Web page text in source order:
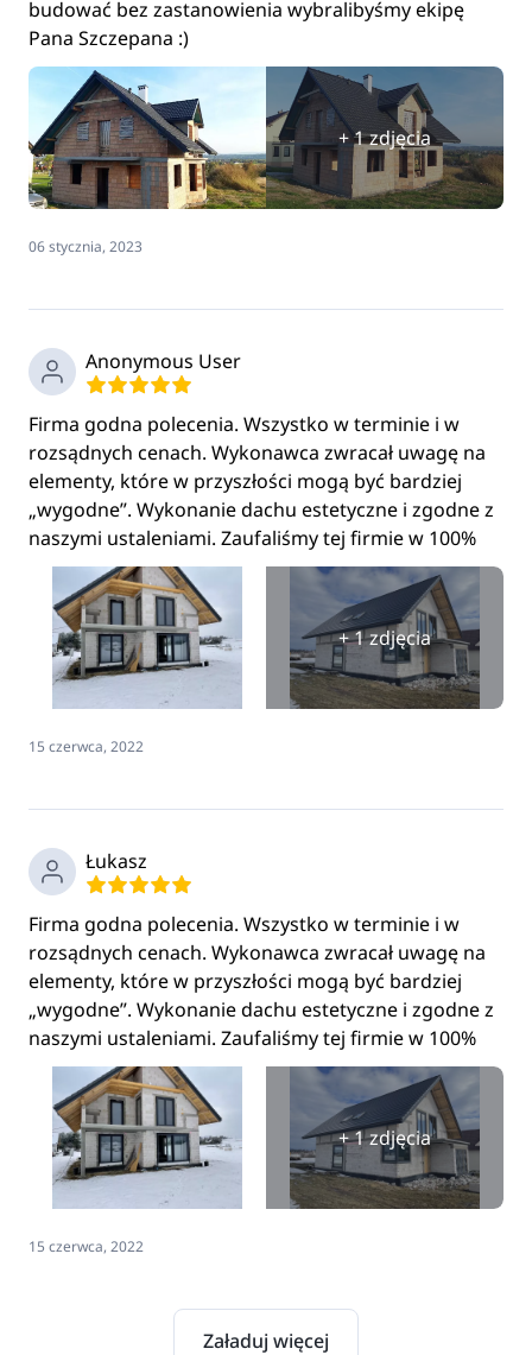
budować bez zastanowienia wybralibyśmy ekipę
Pana Szczepana :)
+ 1 zdjęcia
06 stycznia, 2023
Anonymous User
Firma godna polecenia. Wszystko w terminie i w
rozsądnych cenach. Wykonawca zwracał uwagę na
elementy, które w przyszłości mogą być bardziej
„wygodne”. Wykonanie dachu estetyczne i zgodne z
naszymi ustaleniami. Zaufaliśmy tej firmie w 100%
+ 1 zdjęcia
15 czerwca, 2022
Łukasz
Firma godna polecenia. Wszystko w terminie i w
rozsądnych cenach. Wykonawca zwracał uwagę na
elementy, które w przyszłości mogą być bardziej
„wygodne”. Wykonanie dachu estetyczne i zgodne z
naszymi ustaleniami. Zaufaliśmy tej firmie w 100%
+ 1 zdjęcia
15 czerwca, 2022
Załaduj więcej